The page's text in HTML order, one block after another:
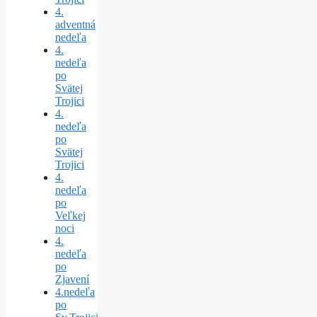
4.
adventná
nedeľa
4.
nedeľa
po
Svätej
Trojici
4.
nedeľa
po
Svätej
Trojici
4.
nedeľa
po
Veľkej
noci
4.
nedeľa
po
Zjavení
4.nedeľa
po